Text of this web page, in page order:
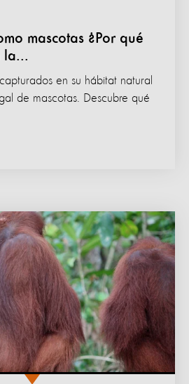
mascotas ¿Por qué
la...
en su hábitat natural
de mascotas. Descubre qué